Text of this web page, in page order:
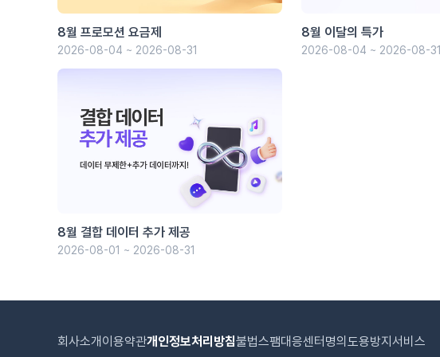
8월 프로모션 요금제
2026-08-04 ~ 2026-08-31
8월 이달의 특가
2026-08-04 ~ 2026-08-31
8월 결합 데이터 추가 제공
2026-08-01 ~ 2026-08-31
회사소개 이용약관개인정보처리방침불법스팸대응센터 명의도용방지서비스